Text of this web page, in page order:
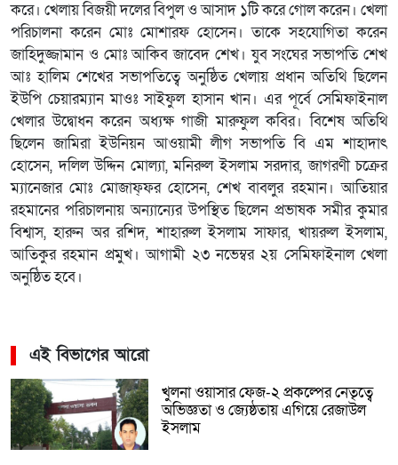
করে। খেলায় বিজয়ী দলের বিপুল ও আসাদ ১টি করে গোল করেন। খেলা
পরিচালনা করেন মোঃ মোশারফ হোসেন। তাকে সহযোগিতা করেন
জাহিদুজ্জামান ও মোঃ আকিব জাবেদ শেখ। যুব সংঘের সভাপতি শেখ
আঃ হালিম শেখের সভাপতিত্বে অনুষ্ঠিত খেলায় প্রধান অতিথি ছিলেন
ইউপি চেয়ারম্যান মাওঃ সাইফুল হাসান খান। এর পূর্বে সেমিফাইনাল
খেলার উদ্বোধন করেন অধ্যক্ষ গাজী মারুফুল কবির। বিশেষ অতিথি
ছিলেন জামিরা ইউনিয়ন আওয়ামী লীগ সভাপতি বি এম শাহাদাৎ
হোসেন, দলিল উদ্দিন মোল্যা, মনিরুল ইসলাম সরদার, জাগরণী চক্রের
ম্যানেজার মোঃ মোজাফ্ফর হোসেন, শেখ বাবলুর রহমান। আতিয়ার
রহমানের পরিচালনায় অন্যান্যের উপস্থিত ছিলেন প্রভাষক সমীর কুমার
বিশ্বাস, হারুন অর রশিদ, শাহারুল ইসলাম সাফার, খায়রুল ইসলাম,
আতিকুর রহমান প্রমুখ। আগামী ২৩ নভেম্বর ২য় সেমিফাইনাল খেলা
অনুষ্ঠিত হবে।
এই বিভাগের আরো
খুলনা ওয়াসার ফেজ-২ প্রকল্পের নেতৃত্বে
অভিজ্ঞতা ও জ্যেষ্ঠতায় এগিয়ে রেজাউল
ইসলাম